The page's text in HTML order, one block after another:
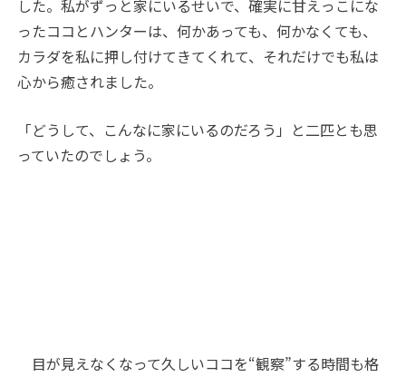
した。私がずっと家にいるせいで、確実に甘えっこにな
ったココとハンターは、何かあっても、何かなくても、
カラダを私に押し付けてきてくれて、それだけでも私は
心から癒されました。
「どうして、こんなに家にいるのだろう」と二匹とも思
っていたのでしょう。
目が見えなくなって久しいココを“観察”する時間も格